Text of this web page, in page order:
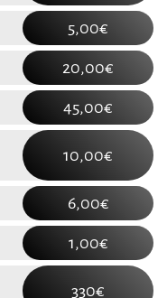
5,00€
20,00€
45,00€
10,00€
6,00€
1,00€
330€